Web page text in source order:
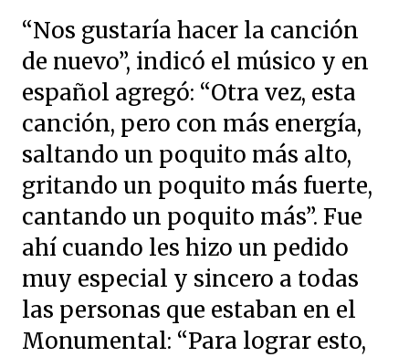
“Nos gustaría hacer la canción
de nuevo”, indicó el músico y en
español agregó: “Otra vez, esta
canción, pero con más energía,
saltando un poquito más alto,
gritando un poquito más fuerte,
cantando un poquito más”. Fue
ahí cuando les hizo un pedido
muy especial y sincero a todas
las personas que estaban en el
Monumental: “Para lograr esto,